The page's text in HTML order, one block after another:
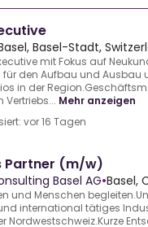
Basel-Stadt,
mit Fokus auf
den Aufbau und Ausbau
in der
Mehr anzeigen
vor 16 Tagen
Partner (m/w)
Basel AG•Basel,
und Menschen
international tätiges
Nordwestschweiz.Kurze